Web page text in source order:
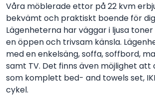
Våra möblerade ettor på 22 kvm
bekvämt och praktiskt boende för
Lägenheterna har väggar i ljusa
en öppen och trivsam känsla.
med en enkelsäng, soffa, soffbord,
samt TV. Det finns även möjlighet att
som komplett bed- and towels set,
cykel.